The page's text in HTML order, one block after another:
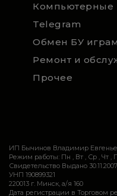
Компьютерные
Telegram
Обмен БУ
Ремонт и
Прочее
ИП Бычинов Владимир
Режим работы: Пн , Вт , Ср , Чт ,
Свидетельство Выдано
УНП 190899321
220013 г. Минск, а/я 160
Дата регистрации в Торговом